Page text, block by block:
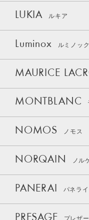
LUKIA ルキア
Luminox ルミノッ
MAURICE
MONTBLANC
NOMOS ノモス
NORQAIN ノル
PANERAI パネライ
プレザ